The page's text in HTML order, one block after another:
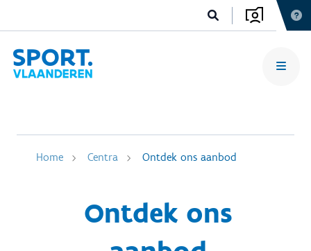
Home Centra Ontdek ons aanbod
Ontdek ons